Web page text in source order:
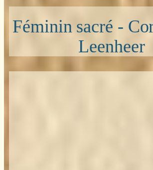
Féminin sacré -
Leenheer